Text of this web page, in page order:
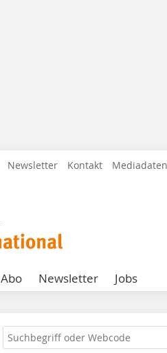
Newsletter Kontakt Mediadaten
Abo Newsletter Jobs